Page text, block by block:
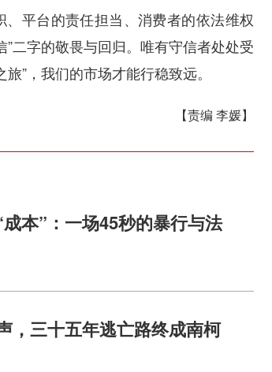
平台的责任担当、消费者的依法维权
二字的敬畏与回归。唯有守信者处处受
”，我们的市场才能行稳致远。
【责编 李媛】
本”：一场45秒的暴行与法
，三十五年逃亡路终成南柯